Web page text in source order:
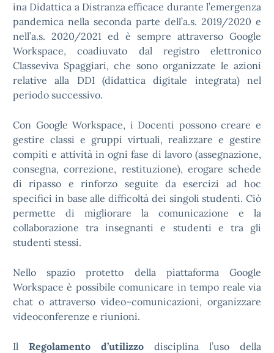
ina Didattica a Distranza efficace durante l’emergenza
pandemica nella seconda parte dell’a.s. 2019/2020 e
nell’a.s. 2020/2021 ed è sempre attraverso Google
Workspace, coadiuvato dal registro elettronico
Classeviva Spaggiari, che sono organizzate le azioni
relative alla DDI (didattica digitale integrata) nel
periodo successivo.
Con Google Workspace, i Docenti possono creare e
gestire classi e gruppi virtuali, realizzare e gestire
compiti e attività in ogni fase di lavoro (assegnazione,
consegna, correzione, restituzione), erogare schede
di ripasso e rinforzo seguite da esercizi ad hoc
specifici in base alle difficoltà dei singoli studenti. Ciò
permette di migliorare la comunicazione e la
collaborazione tra insegnanti e studenti e tra gli
studenti stessi.
Nello spazio protetto della piattaforma Google
Workspace è possibile comunicare in tempo reale via
chat o attraverso video–comunicazioni, organizzare
videoconferenze e riunioni.
Il Regolamento d’utilizzo disciplina l’uso della